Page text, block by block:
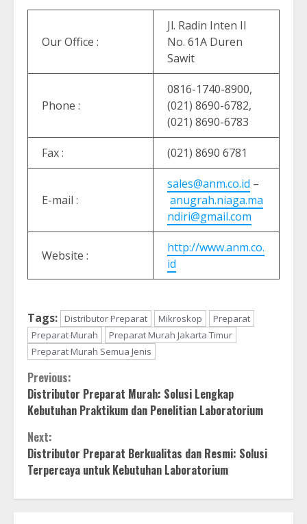
Our Office :
Jl. Radin Inten II
No. 61A Duren
Sawit
Phone :
0816-1740-8900,
(021) 8690-6782,
(021) 8690-6783
Fax : (021) 8690 6781
E-mail :
sales@anm.co.id –
anugrah.niaga.ma
ndiri@gmail.com
Website :
http://www.anm.co.
id
Tags: Distributor Preparat Mikroskop
Preparat
Preparat Murah
Preparat Murah Jakarta Timur
Preparat Murah Semua Jenis
Continue
Reading
Previous:
Distributor Preparat Murah: Solusi Lengkap
Kebutuhan Praktikum dan Penelitian Laboratorium
Next:
Distributor Preparat Berkualitas dan Resmi: Solusi
Terpercaya untuk Kebutuhan Laboratorium